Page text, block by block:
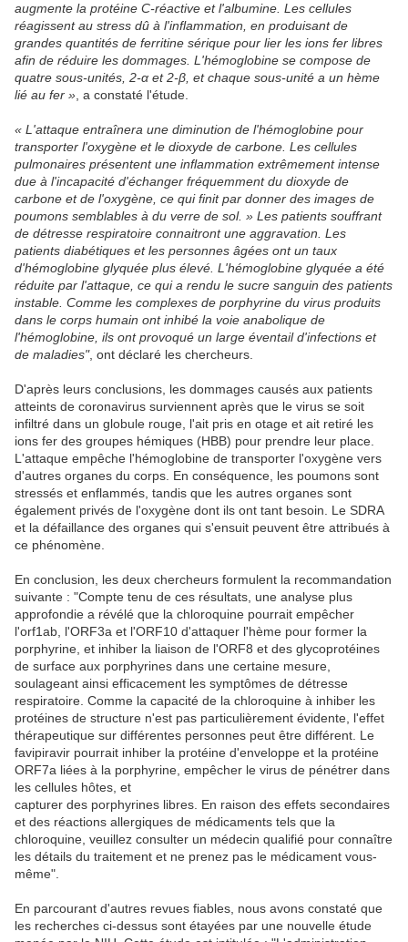
augmente la protéine C-réactive et l'albumine. Les cellules
réagissent au stress dû à l'inflammation, en produisant de
grandes quantités de ferritine sérique pour lier les ions fer libres
afin de réduire les dommages. L'hémoglobine se compose de
quatre sous-unités, 2-α et 2-β, et chaque sous-unité a un hème
lié au fer » , a constaté l'étude.
« L'attaque entraînera une diminution de l'hémoglobine pour
transporter l'oxygène et le dioxyde de carbone. Les cellules
pulmonaires présentent une inflammation extrêmement intense
due à l'incapacité d'échanger fréquemment du dioxyde de
carbone et de l'oxygène, ce qui finit par donner des images de
poumons semblables à du verre de sol. » Les patients souffrant
de détresse respiratoire connaitront une aggravation. Les
patients diabétiques et les personnes âgées ont un taux
d'hémoglobine glyquée plus élevé. L'hémoglobine glyquée a été
réduite par l'attaque, ce qui a rendu le sucre sanguin des patients
instable. Comme les complexes de porphyrine du virus produits
dans le corps humain ont inhibé la voie anabolique de
l'hémoglobine, ils ont provoqué un large éventail d'infections et
de maladies", ont déclaré les chercheurs.
D'après leurs conclusions, les dommages causés aux patients
atteints de coronavirus surviennent après que le virus se soit
infiltré dans un globule rouge, l'ait pris en otage et ait retiré les
ions fer des groupes hémiques (HBB) pour prendre leur place.
L'attaque empêche l'hémoglobine de transporter l'oxygène vers
d'autres organes du corps. En conséquence, les poumons sont
stressés et enflammés, tandis que les autres organes sont
également privés de l'oxygène dont ils ont tant besoin. Le SDRA
et la défaillance des organes qui s'ensuit peuvent être attribués à
ce phénomène.
En conclusion, les deux chercheurs formulent la recommandation
suivante : "Compte tenu de ces résultats, une analyse plus
approfondie a révélé que la chloroquine pourrait empêcher
l'orf1ab, l'ORF3a et l'ORF10 d'attaquer l'hème pour former la
porphyrine, et inhiber la liaison de l'ORF8 et des glycoprotéines
de surface aux porphyrines dans une certaine mesure,
soulageant ainsi efficacement les symptômes de détresse
respiratoire. Comme la capacité de la chloroquine à inhiber les
protéines de structure n'est pas particulièrement évidente, l'effet
thérapeutique sur différentes personnes peut être différent. Le
favipiravir pourrait inhiber la protéine d'enveloppe et la protéine
ORF7a liées à la porphyrine, empêcher le virus de pénétrer dans
les cellules hôtes, et
capturer des porphyrines libres. En raison des effets secondaires
et des réactions allergiques de médicaments tels que la
chloroquine, veuillez consulter un médecin qualifié pour connaître
les détails du traitement et ne prenez pas le médicament vous-
même".
En parcourant d'autres revues fiables, nous avons constaté que
les recherches ci-dessus sont étayées par une nouvelle étude